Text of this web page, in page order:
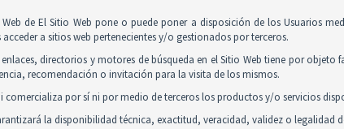
de El Sitio Web pone o puede poner a disposición de los Usuarios
a sitios web pertenecientes y/o gestionados por terceros.
directorios y motores de búsqueda en el Sitio Web tiene por
recomendación o invitación para la visita de los mismos.
comercializa por sí ni por medio de terceros los productos y/o servicios
la disponibilidad técnica, exactitud, veracidad, validez o legalidad